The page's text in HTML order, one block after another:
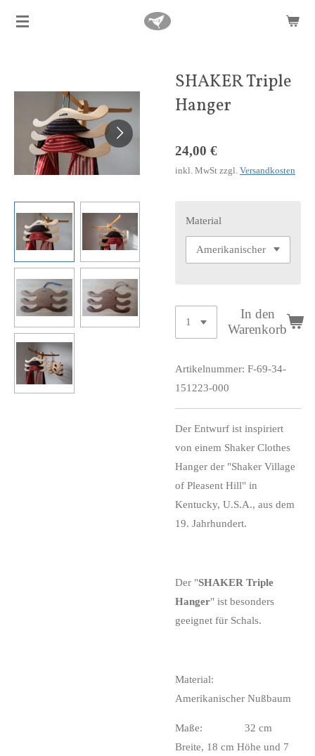
Zum
SHAKER Triple
Hanger
24,00 €
inkl. MwSt zzgl. Versandkosten
Material
In den
Warenkorb
Artikelnummer: F-69-34-
151223-000
Der Entwurf ist inspiriert
von einem Shaker Clothes
Hanger der "Shaker Village
of Pleasent Hill" in
Kentucky, U.S.A., aus dem
19. Jahrhundert.
Der "SHAKER Triple
Hanger" ist besonders
geeignet für Schals.
Material:
Amerikanischer Nußbaum
Maße: 32 cm
Breite, 18 cm Höhe und 7